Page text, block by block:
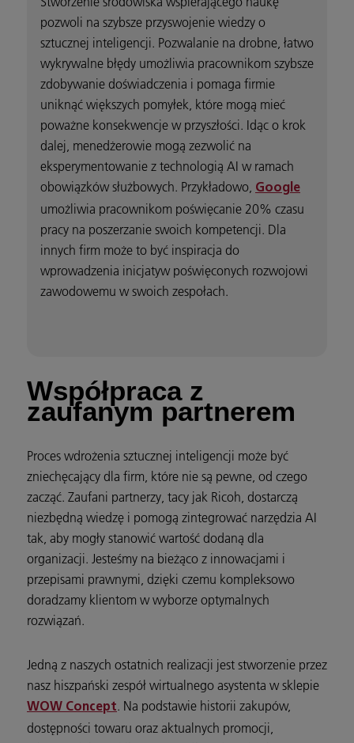
pozwoli na szybsze przyswojenie wiedzy o
sztucznej inteligencji. Pozwalanie na drobne, łatwo
wykrywalne błędy umożliwia pracownikom szybsze
zdobywanie doświadczenia i pomaga firmie
uniknąć większych pomyłek, które mogą mieć
poważne konsekwencje w przyszłości. Idąc o krok
dalej, menedżerowie mogą zezwolić na
eksperymentowanie z technologią AI w ramach
obowiązków służbowych. Przykładowo, Google
umożliwia pracownikom poświęcanie 20% czasu
pracy na poszerzanie swoich kompetencji. Dla
innych firm może to być inspiracja do
wprowadzenia inicjatyw poświęconych rozwojowi
zawodowemu w swoich zespołach.
Współpraca z
zaufanym partnerem
Proces wdrożenia sztucznej inteligencji może być
zniechęcający dla firm, które nie są pewne, od czego
zacząć. Zaufani partnerzy, tacy jak Ricoh, dostarczą
niezbędną wiedzę i pomogą zintegrować narzędzia AI
tak, aby mogły stanowić wartość dodaną dla
organizacji. Jesteśmy na bieżąco z innowacjami i
przepisami prawnymi, dzięki czemu kompleksowo
doradzamy klientom w wyborze optymalnych
rozwiązań.
Jedną z naszych ostatnich realizacji jest stworzenie przez
nasz hiszpański zespół wirtualnego asystenta w sklepie
WOW Concept. Na podstawie historii zakupów,
dostępności towaru oraz aktualnych promocji,